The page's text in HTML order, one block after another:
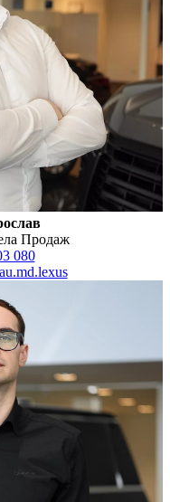
Продаж
080